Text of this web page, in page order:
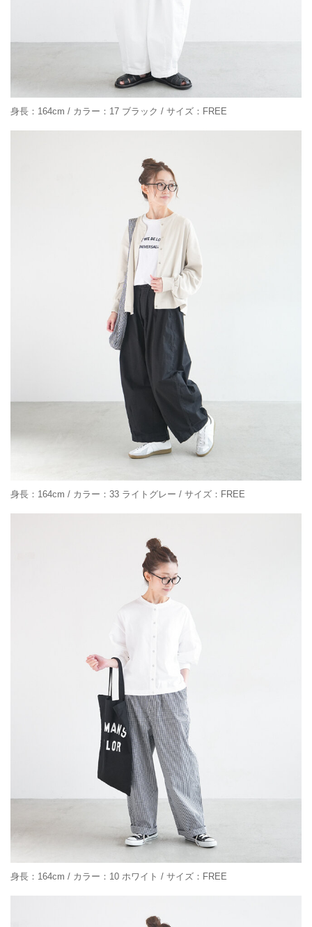
身長：164cm / カラー：17 ブラック / サイズ：FREE
身長：164cm / カラー：33 ライトグレー / サイズ：FREE
身長：164cm / カラー：10 ホワイト / サイズ：FREE